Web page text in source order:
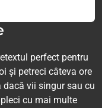
perfect pentru
și petreci câteva ore
vii singur sau cu
cu mai multe